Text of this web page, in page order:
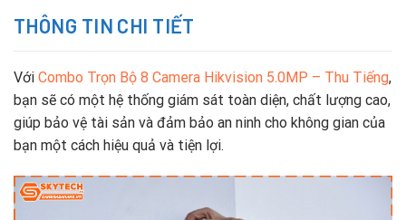
THÔNG TIN CHI TIẾT
Với Combo Trọn Bộ 8 Camera Hikvision 5.0MP – Thu Tiếng,
bạn sẽ có một hệ thống giám sát toàn diện, chất lượng cao,
giúp bảo vệ tài sản và đảm bảo an ninh cho không gian của
bạn một cách hiệu quả và tiện lợi.